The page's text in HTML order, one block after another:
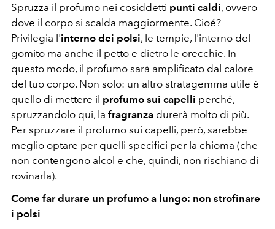
Spruzza il profumo nei cosiddetti punti caldi, ovvero
dove il corpo si scalda maggiormente. Cioé?
Privilegia l'interno dei polsi, le tempie, l'interno del
gomito ma anche il petto e dietro le orecchie. In
questo modo, il profumo sarà amplificato dal calore
del tuo corpo. Non solo: un altro stratagemma utile è
quello di mettere il profumo sui capelli perché,
spruzzandolo qui, la fragranza durerà molto di più.
Per spruzzare il profumo sui capelli, però, sarebbe
meglio optare per quelli specifici per la chioma (che
non contengono alcol e che, quindi, non rischiano di
rovinarla).
Come far durare un profumo a lungo: non strofinare
i polsi